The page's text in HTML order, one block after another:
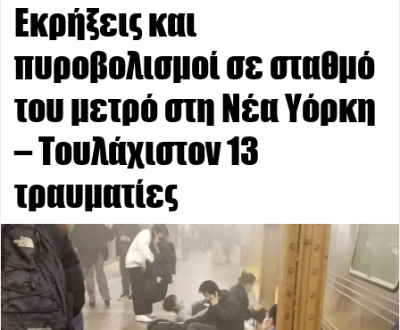
Εκρήξεις και
πυροβολισμοί σε σταθμό
του μετρό στη Νέα Υόρκη
– Τουλάχιστον 13
τραυματίες